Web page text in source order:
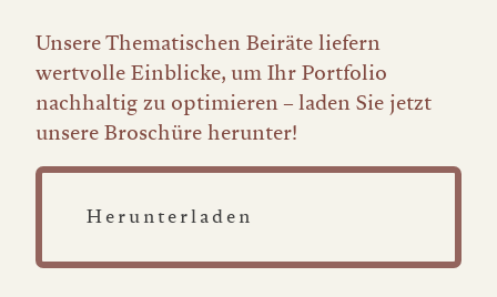
Unsere Thematischen Beiräte liefern
wertvolle Einblicke, um Ihr Portfolio
nachhaltig zu optimieren – laden Sie jetzt
unsere Broschüre herunter!
Herunterladen